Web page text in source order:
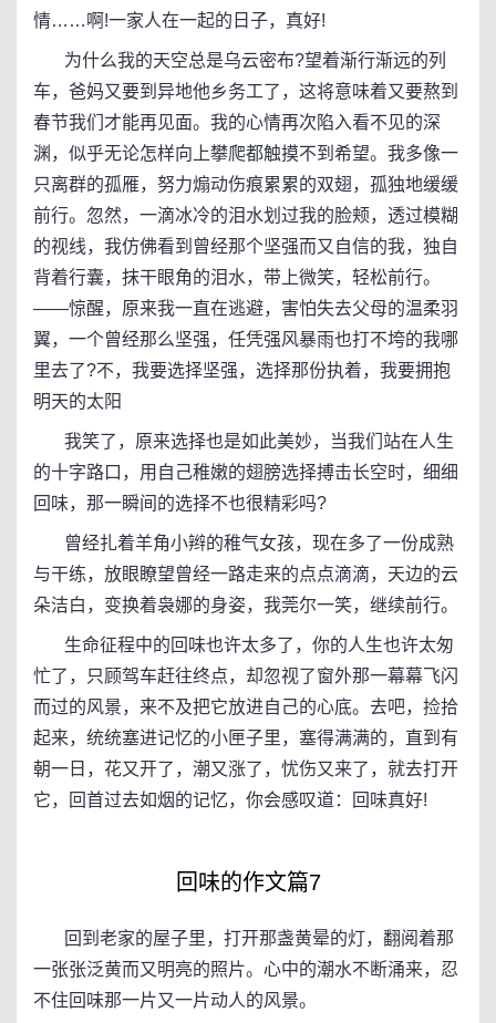
情……啊!一家人在一起的日子，真好!
为什么我的天空总是乌云密布?望着渐行渐远的列
车，爸妈又要到异地他乡务工了，这将意味着又要熬到
春节我们才能再见面。我的心情再次陷入看不见的深
渊，似乎无论怎样向上攀爬都触摸不到希望。我多像一
只离群的孤雁，努力煽动伤痕累累的双翅，孤独地缓缓
前行。忽然，一滴冰冷的泪水划过我的脸颊，透过模糊
的视线，我仿佛看到曾经那个坚强而又自信的我，独自
背着行囊，抹干眼角的泪水，带上微笑，轻松前行。
——惊醒，原来我一直在逃避，害怕失去父母的温柔羽
翼，一个曾经那么坚强，任凭强风暴雨也打不垮的我哪
里去了?不，我要选择坚强，选择那份执着，我要拥抱
明天的太阳
我笑了，原来选择也是如此美妙，当我们站在人生
的十字路口，用自己稚嫩的翅膀选择搏击长空时，细细
回味，那一瞬间的选择不也很精彩吗?
曾经扎着羊角小辫的稚气女孩，现在多了一份成熟
与干练，放眼瞭望曾经一路走来的点点滴滴，天边的云
朵洁白，变换着袅娜的身姿，我莞尔一笑，继续前行。
生命征程中的回味也许太多了，你的人生也许太匆
忙了，只顾驾车赶往终点，却忽视了窗外那一幕幕飞闪
而过的风景，来不及把它放进自己的心底。去吧，捡拾
起来，统统塞进记忆的小匣子里，塞得满满的，直到有
朝一日，花又开了，潮又涨了，忧伤又来了，就去打开
它，回首过去如烟的记忆，你会感叹道：回味真好!
回味的作文篇7
回到老家的屋子里，打开那盏黄晕的灯，翻阅着那
一张张泛黄而又明亮的照片。心中的潮水不断涌来，忍
不住回味那一片又一片动人的风景。